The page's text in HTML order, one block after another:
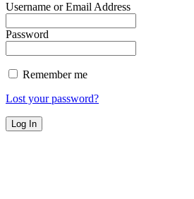
Username or Email Address
Password
Remember me
Lost your password?